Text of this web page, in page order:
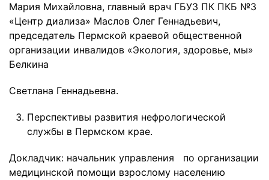
Мария Михайловна, главный врач ГБУЗ ПК ПКБ №3
«Центр диализа» Маслов Олег Геннадьевич,
председатель Пермской краевой общественной
организации инвалидов «Экология, здоровье, мы»
Белкина
Светлана Геннадьевна.
Перспективы развития нефрологической
службы в Пермском крае.
Докладчик: начальник управления по организации
медицинской помощи взрослому населению